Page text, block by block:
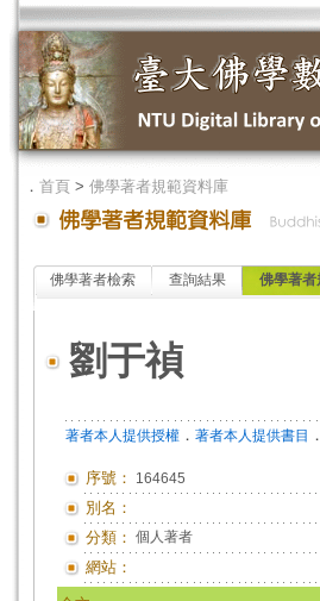
． 首頁 > 佛學著者規範資料庫
佛學著者檢索 查詢結果 佛學著者
劉于禎
著者本人提供授權 ． 著者本人提供書目 ．
序號： 164645
別名：
分類： 個人著者
網站：